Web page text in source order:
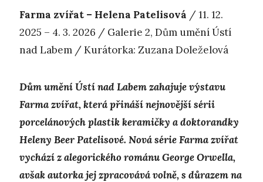
Farma zvířat – Helena Patelisová / 11. 12.
2025 – 4. 3. 2026 / Galerie 2, Dům umění Ústí
nad Labem / Kurátorka: Zuzana Doleželová
Dům umění Ústí nad Labem zahajuje výstavu
Farma zvířat, která přináší nejnovější sérii
porcelánových plastik keramičky a doktorandky
Heleny Beer Patelisové. Nová série Farma zvířat
vychází z alegorického románu George Orwella,
avšak autorka jej zpracovává volně, s důrazem na